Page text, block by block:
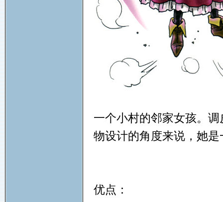
一个小村的邻家女孩。
物设计的角度来说，她
优点：